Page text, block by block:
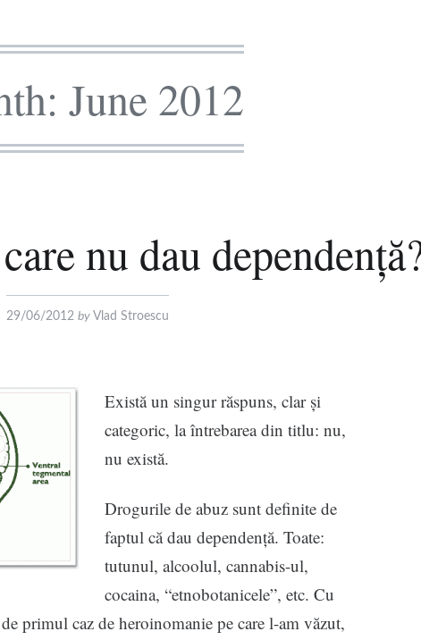
June 2012
nu dau
29/06/2012 by Vlad Stroescu
Există un singur răspuns, clar și
categoric, la întrebarea din titlu: nu,
nu există.
Drogurile de abuz sunt definite de
faptul că dau dependență. Toate:
tutunul, alcoolul, cannabis-ul,
cocaina, “etnobotanicele”, etc. Cu
primul caz de heroinomanie pe care l-am văzut,